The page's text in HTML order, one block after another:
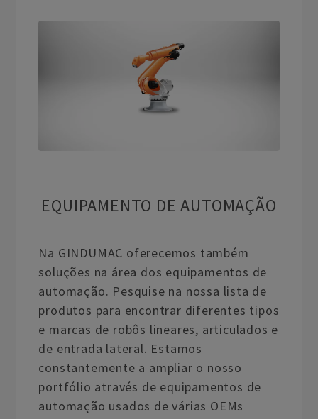
EQUIPAMENTO DE AUTOMAÇÃO
Na GINDUMAC oferecemos também
soluções na área dos equipamentos de
automação. Pesquise na nossa lista de
produtos para encontrar diferentes tipos
e marcas de robôs lineares, articulados e
de entrada lateral. Estamos
constantemente a ampliar o nosso
portfólio através de equipamentos de
automação usados de várias OEMs